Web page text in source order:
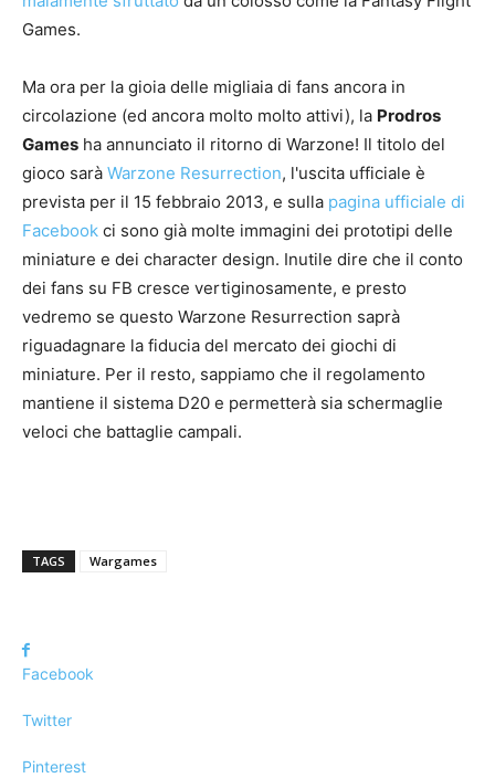
Games.
Ma ora per la gioia delle migliaia di fans ancora in
circolazione (ed ancora molto molto attivi), la Prodros
Games ha annunciato il ritorno di Warzone! Il titolo del
gioco sarà Warzone Resurrection, l'uscita ufficiale è
prevista per il 15 febbraio 2013, e sulla pagina ufficiale di
Facebook ci sono già molte immagini dei prototipi delle
miniature e dei character design. Inutile dire che il conto
dei fans su FB cresce vertiginosamente, e presto
vedremo se questo Warzone Resurrection saprà
riguadagnare la fiducia del mercato dei giochi di
miniature. Per il resto, sappiamo che il regolamento
mantiene il sistema D20 e permetterà sia schermaglie
veloci che battaglie campali.
TAGS Wargames
Facebook
Twitter
Pinterest